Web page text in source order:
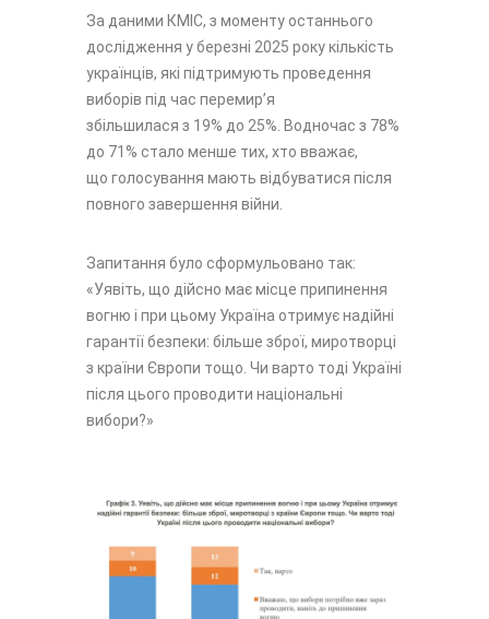
За даними КМІС, з моменту останнього
дослідження у березні 2025 року кількість
українців, які підтримують проведення
виборів під час перемир’я
збільшилася з 19% до 25%. Водночас з 78%
до 71% стало менше тих, хто вважає,
що голосування мають відбуватися після
повного завершення війни.
Запитання було сформульовано так:
«Уявіть, що дійсно має місце припинення
вогню і при цьому Україна отримує надійні
гарантії безпеки: більше зброї, миротворці
з країни Європи тощо. Чи варто тоді Україні
після цього проводити національні
вибори?»